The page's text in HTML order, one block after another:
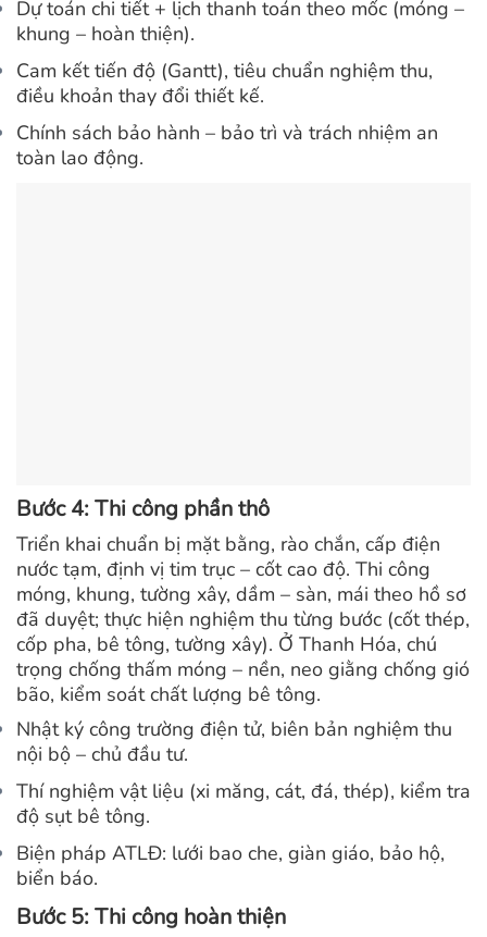
Dự toán chi tiết + lịch thanh toán theo mốc (móng –
khung – hoàn thiện).
Cam kết tiến độ (Gantt), tiêu chuẩn nghiệm thu,
điều khoản thay đổi thiết kế.
Chính sách bảo hành – bảo trì và trách nhiệm an
toàn lao động.
Bước 4: Thi công phần thô
Triển khai chuẩn bị mặt bằng, rào chắn, cấp điện
nước tạm, định vị tim trục – cốt cao độ. Thi công
móng, khung, tường xây, dầm – sàn, mái theo hồ sơ
đã duyệt; thực hiện nghiệm thu từng bước (cốt thép,
cốp pha, bê tông, tường xây). Ở Thanh Hóa, chú
trọng chống thấm móng – nền, neo giằng chống gió
bão, kiểm soát chất lượng bê tông.
Nhật ký công trường điện tử, biên bản nghiệm thu
nội bộ – chủ đầu tư.
Thí nghiệm vật liệu (xi măng, cát, đá, thép), kiểm tra
độ sụt bê tông.
Biện pháp ATLĐ: lưới bao che, giàn giáo, bảo hộ,
biển báo.
Bước 5: Thi công hoàn thiện